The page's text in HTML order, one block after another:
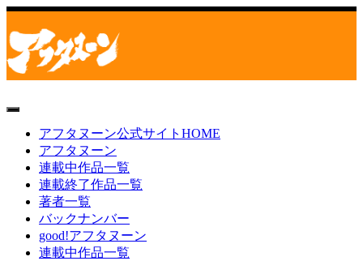
toggle
navigationアフタヌーン公式サイトHOME
アフタヌーン
連載中作品一覧
連載終了作品一覧
著者一覧
バックナンバー
good!アフタヌーン
連載中作品一覧